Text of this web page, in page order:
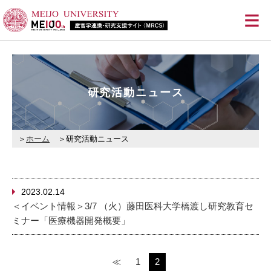
≡
研究活動ニュース
ホーム 研究活動ニュース
2023.02.14
＜イベント情報＞3/7 （火）藤田医科大学橋渡し研究教育セ
ミナー「医療機器開発概要」
≪ 1 2